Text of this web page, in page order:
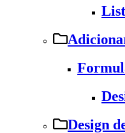
Design